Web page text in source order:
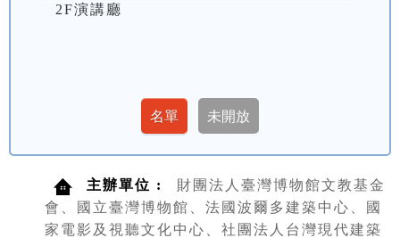
2F演講廳
主辦單位 :
財團法人臺灣博物館文教基金
會、國立臺灣博物館、法國波爾多建築中心、國
家電影及視聽文化中心、社團法人台灣現代建築